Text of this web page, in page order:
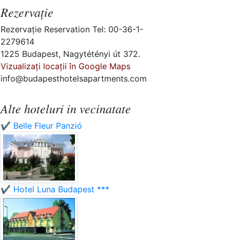
Rezervaţie
Rezervaţie Reservation Tel: 00-36-1-
2279614
1225 Budapest, Nagytétényi út 372.
Vizualizați locații în Google Maps
info@budapesthotelsapartments.com
Alte hoteluri in vecinatate
✔️ Belle Fleur Panzió
✔️ Hotel Luna Budapest ***